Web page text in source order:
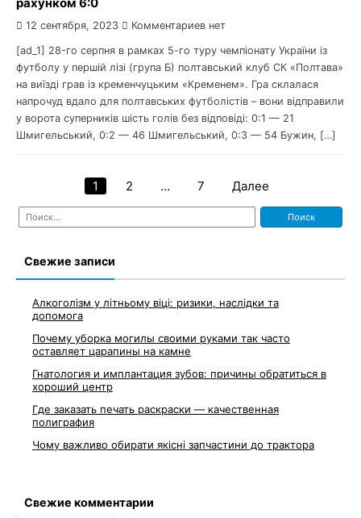
12 сентября, 2023 Комментариев нет
[ad_1] 28-го серпня в рамках 5-го туру чемпіонату України із
футболу у першій лізі (група Б) полтавський клуб СК «Полтава»
на виїзді грав із кременчуцьким «Кременем». Гра склалася
напрочуд вдало для полтавських футболістів – вони відправили
у ворота суперників шість голів без відповіді: 0:1 — 21
Шмигельський, 0:2 — 46 Шмигельський, 0:3 — 54 Бужин, […]
Навигация
по
1 2 … 7 Далее
Найти:
Свежие записи
Алкоголізм у літньому віці: ризики, наслідки та
допомога
Почему уборка могилы своими руками так часто
оставляет царапины на камне
Гнатология и имплантация зубов: причины обратиться в
хороший центр
Где заказать печать раскраски — качественная
полиграфия
Чому важливо обирати якісні запчастини до трактора
Свежие комментарии